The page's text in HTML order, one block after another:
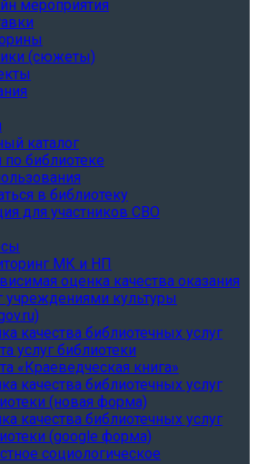
мероприятия
(сюжеты)
каталог
по библиотеке
в библиотеку
для участников СВО
МК и НП
оценка качества оказания
учреждениями культуры
качества библиотечных услуг
услуг библиотеки
«Краеведческая книга»
качества библиотечных услуг
(новая форма)
качества библиотечных услуг
(google форма)
социологическое